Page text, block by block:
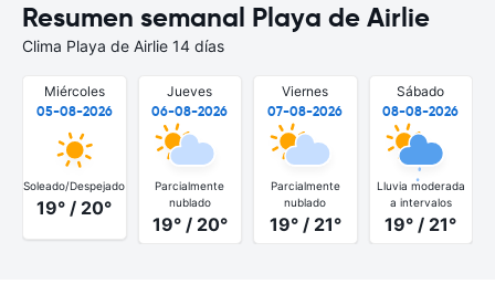
Resumen semanal Playa de Airlie
Clima Playa de Airlie 14 días
Miércoles
05-08-2026
Soleado/Despejado
19° / 20°
Jueves
06-08-2026
Parcialmente
nublado
19° / 20°
Viernes
07-08-2026
Parcialmente
nublado
19° / 21°
Sábado
08-08-2026
Lluvia moderada
a intervalos
19° / 21°